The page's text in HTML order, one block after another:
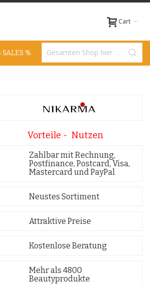
Cart
SALES %
Vorteile - Nutzen
Zahlbar mit Rechnung,
Postfinance, Postcard, Visa,
Mastercard und PayPal
Neustes Sortiment
Attraktive Preise
Kostenlose Beratung
Mehr als 4800
Beautyprodukte